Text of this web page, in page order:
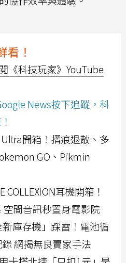
看！
《科技玩家》YouTube
News按下追蹤，科
Ultra開箱！摺痕退散、多
GO、Pikmin
COLLEXION耳機開箱！
間音訊秒置身電影院
庫存機」踩雷！電池循
網揭無良賣家手法